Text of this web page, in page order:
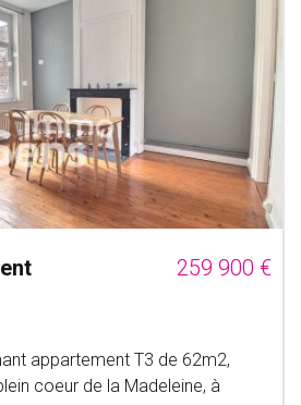
259 900 €
appartement T3 de 62m2,
coeur de la Madeleine, à